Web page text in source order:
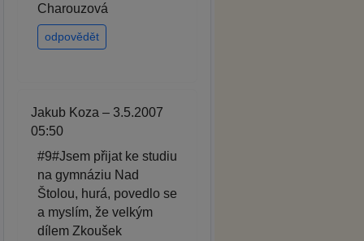
Charouzová
odpovědět
Jakub Koza – 3.5.2007
05:50
#9#Jsem přijat ke studiu
na gymnáziu Nad
Štolou, hurá, povedlo se
a myslím, že velkým
dílem Zkoušek